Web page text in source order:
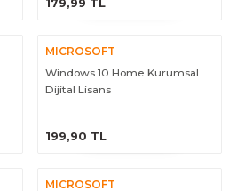
179,99 TL
MICROSOFT
Windows 10 Home Kurumsal
Dijital Lisans
199,90 TL
MICROSOFT